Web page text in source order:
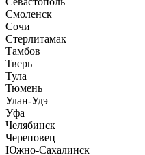
Смоленск
Сочи
Стерлитамак
Тамбов
Тверь
Тула
Тюмень
Улан-Удэ
Уфа
Челябинск
Череповец
Южно-Сахалинск